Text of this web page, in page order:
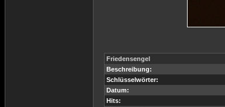
Friedensengel
Beschreibung:
Schlüsselwörter:
Datum:
Hits: